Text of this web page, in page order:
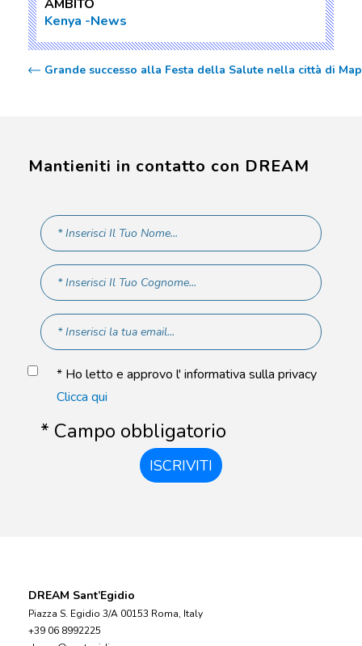
AMBITO
Kenya News
Grande successo alla Festa della Salute nella città di
Mantieniti in contatto con DREAM
* Ho letto e approvo l' informativa sulla privacy
Clicca qui
* Campo obbligatorio
ISCRIVITI
DREAM Sant’Egidio
Piazza S. Egidio 3/A 00153 Roma, Italy
+39 06 8992225